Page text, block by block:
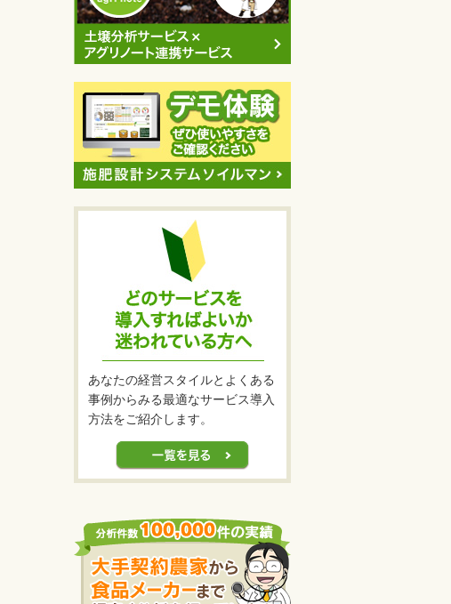
あなたの経営スタイルとよくある
事例からみる最適なサービス導入
方法をご紹介します。